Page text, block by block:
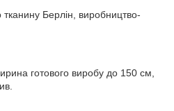
тканину Берлін, виробництво-
готового виробу до 150 см,